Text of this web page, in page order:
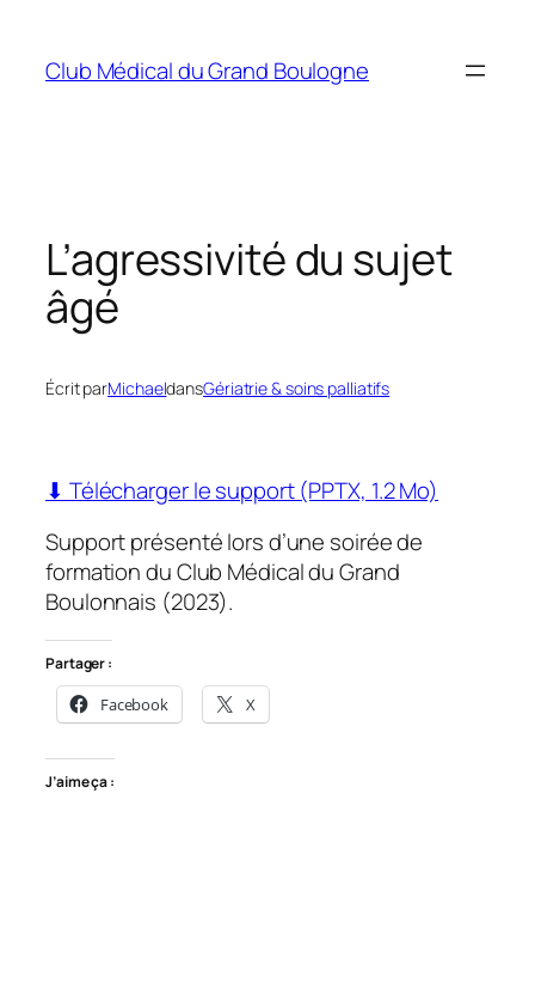
contenu
Club Médical du Grand Boulogne
L’agressivité du sujet
âgé
Écrit parMichaeldansGériatrie & soins palliatifs
⬇ Télécharger le support (PPTX, 1.2 Mo)
Support présenté lors d’une soirée de
formation du Club Médical du Grand
Boulonnais (2023).
Partager :
Facebook X
J’aime ça :